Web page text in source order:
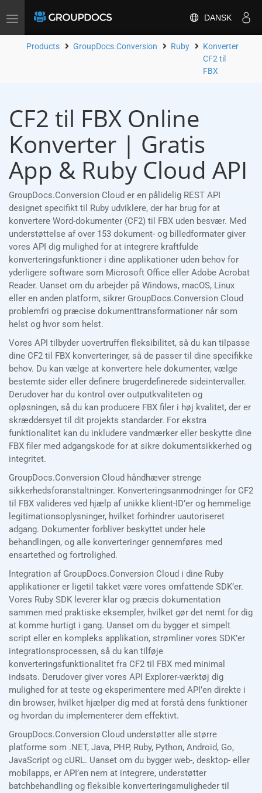
Toggle
DANSK
Products GroupDocs.Conversion Ruby
Konverter
CF2 til
FBX
CF2 til FBX Online
Konverter | Gratis
App & Ruby Cloud API
GroupDocs.Conversion Cloud er en pålidelig REST API
designet specifikt til Ruby udviklere, der har brug for at
konvertere Word-dokumenter (CF2) til FBX uden besvær. Med
understøttelse af over 153 dokument- og billedformater giver
vores API dig mulighed for at integrere kraftfulde
konverteringsfunktioner i dine applikationer uden behov for
yderligere software som Microsoft Office eller Adobe Acrobat
Reader. Uanset om du arbejder på Windows, macOS, Linux
eller en anden platform, sikrer GroupDocs.Conversion Cloud
problemfri og præcise dokumenttransformationer når som
helst og hvor som helst.
Vores API tilbyder uovertruffen fleksibilitet, så du kan tilpasse
dine CF2 til FBX konverteringer, så de passer til dine specifikke
behov. Du kan vælge at konvertere hele dokumenter, vælge
bestemte sider eller definere brugerdefinerede sideintervaller.
Derudover har du kontrol over outputkvaliteten og
opløsningen, så du kan producere FBX filer i høj kvalitet, der er
skræddersyet til dit projekts standarder. For ekstra
funktionalitet kan du inkludere vandmærker eller beskytte dine
FBX filer med adgangskode for at sikre dokumentsikkerhed og
integritet.
GroupDocs.Conversion Cloud håndhæver strenge
sikkerhedsforanstaltninger. Konverteringsanmodninger for CF2
til FBX valideres ved hjælp af unikke klient-ID’er og hemmelige
legitimationsoplysninger, hvilket forhindrer uautoriseret
adgang. Dokumenter forbliver beskyttet under hele
behandlingen, og alle konverteringer gennemføres med
ensartethed og fortrolighed.
Integration af GroupDocs.Conversion Cloud i dine Ruby
applikationer er ligetil takket være vores omfattende SDK’er.
Vores Ruby SDK leverer klar og præcis dokumentation
sammen med praktiske eksempler, hvilket gør det nemt for dig
at komme hurtigt i gang. Uanset om du bygger et simpelt
script eller en kompleks applikation, strømliner vores SDK’er
integrationsprocessen, så du kan tilføje
konverteringsfunktionalitet fra CF2 til FBX med minimal
indsats. Derudover giver vores API Explorer-værktøj dig
mulighed for at teste og eksperimentere med API’en direkte i
din browser, hvilket hjælper dig med at forstå dens funktioner
og hvordan du implementerer dem effektivt.
GroupDocs.Conversion Cloud understøtter alle større
platforme som .NET, Java, PHP, Ruby, Python, Android, Go,
JavaScript og cURL. Uanset om du bygger web-, desktop- eller
mobilapps, er API’en nem at integrere, understøtter
batchbehandling og fleksible konverteringsmuligheder til